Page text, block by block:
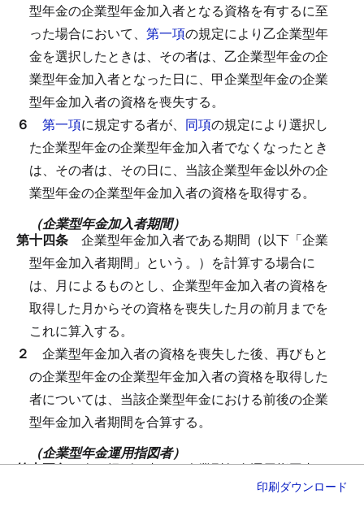
型年金の企業型年金加入者となる資格を有するに至
った場合において、 第一項の規定により乙企業型年
金を選択したときは、その者は、乙企業型年金の企
業型年金加入者となった日に、甲企業型年金の企業
型年金加入者の資格を喪失する。
６ 第一項に規定する者が、 同項の規定により選択し
た企業型年金の企業型年金加入者でなくなったとき
は、その者は、その日に、当該企業型年金以外の企
業型年金の企業型年金加入者の資格を取得する。
（企業型年金加入者期間）
第十四条 企業型年金加入者である期間（以下「企業
型年金加入者期間」という。）を計算する場合に
は、月によるものとし、企業型年金加入者の資格を
取得した月からその資格を喪失した月の前月までを
これに算入する。
２ 企業型年金加入者の資格を喪失した後、再びもと
の企業型年金の企業型年金加入者の資格を取得した
者については、当該企業型年金における前後の企業
型年金加入者期間を合算する。
（企業型年金運用指図者）
第十五条次に掲げる者は、企業型年金運用指図者と
印刷ダウンロード